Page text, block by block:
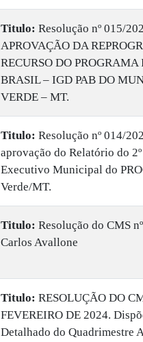
Titulo: ​Resolução nº 015/
APROVAÇÃO DA
RECURSO DO
BRASIL – IGD PAB DO
VERDE – MT.
Titulo: ​Resolução nº 014/
aprovação do Relatório do
Executivo Municipal do
Verde/MT.
Titulo: Resolução do CMS
Carlos Avallone
Titulo: ​RESOLUÇÃO DO
FEVEREIRO DE 2024.
Detalhado do Quadrimestre